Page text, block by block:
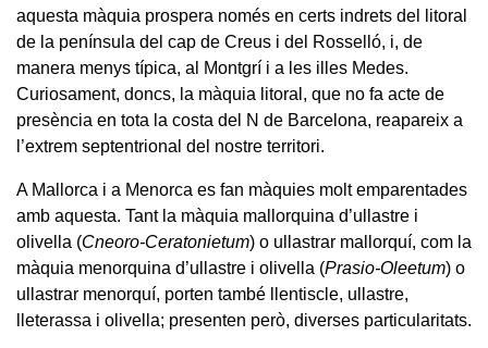
aquesta màquia prospera només en certs indrets del litoral
de la península del cap de Creus i del Rosselló, i, de
manera menys típica, al Montgrí i a les illes Medes.
Curiosament, doncs, la màquia litoral, que no fa acte de
presència en tota la costa del N de Barcelona, reapareix a
l’extrem septentrional del nostre territori.
A Mallorca i a Menorca es fan màquies molt emparentades
amb aquesta. Tant la màquia mallorquina d’ullastre i
olivella (Cneoro-Ceratonietum) o ullastrar mallorquí, com la
màquia menorquina d’ullastre i olivella (Prasio-Oleetum) o
ullastrar menorquí, porten també llentiscle, ullastre,
lleterassa i olivella; presenten però, diverses particularitats.